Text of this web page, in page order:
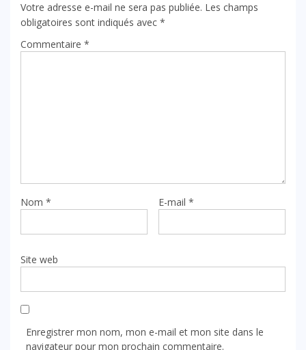
Votre adresse e-mail ne sera pas publiée. Les champs
obligatoires sont indiqués avec *
Commentaire *
Nom * E-mail *
Site web
Enregistrer mon nom, mon e-mail et mon site dans le
navigateur pour mon prochain commentaire.